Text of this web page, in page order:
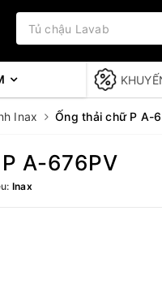
Inax Ống thải chữ P A-
A-676PV
Inax